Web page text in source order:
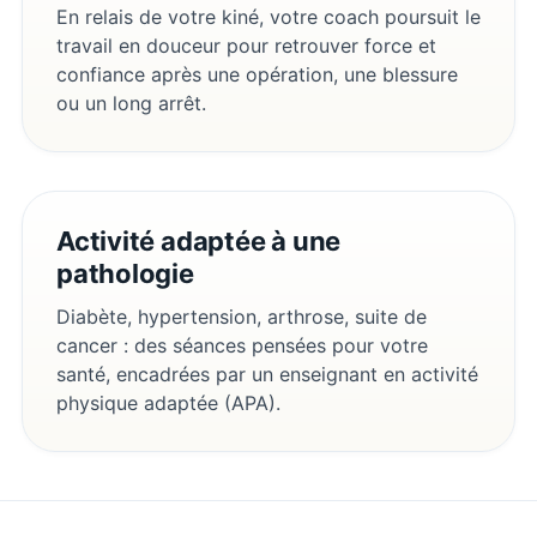
En relais de votre kiné, votre coach poursuit le
travail en douceur pour retrouver force et
confiance après une opération, une blessure
ou un long arrêt.
Activité adaptée à une
pathologie
Diabète, hypertension, arthrose, suite de
cancer : des séances pensées pour votre
santé, encadrées par un enseignant en activité
physique adaptée (APA).